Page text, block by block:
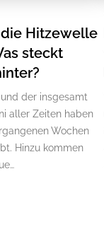
Hitzewelle
steckt
der insgesamt
aller Zeiten haben
Wochen
Hinzu kommen